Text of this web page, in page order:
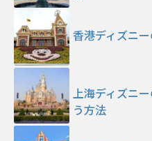
香港ディズニ
上海ディズニ
う方法